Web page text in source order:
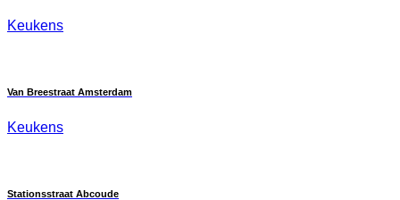
Keukens
Van Breestraat Amsterdam
Keukens
Stationsstraat Abcoude